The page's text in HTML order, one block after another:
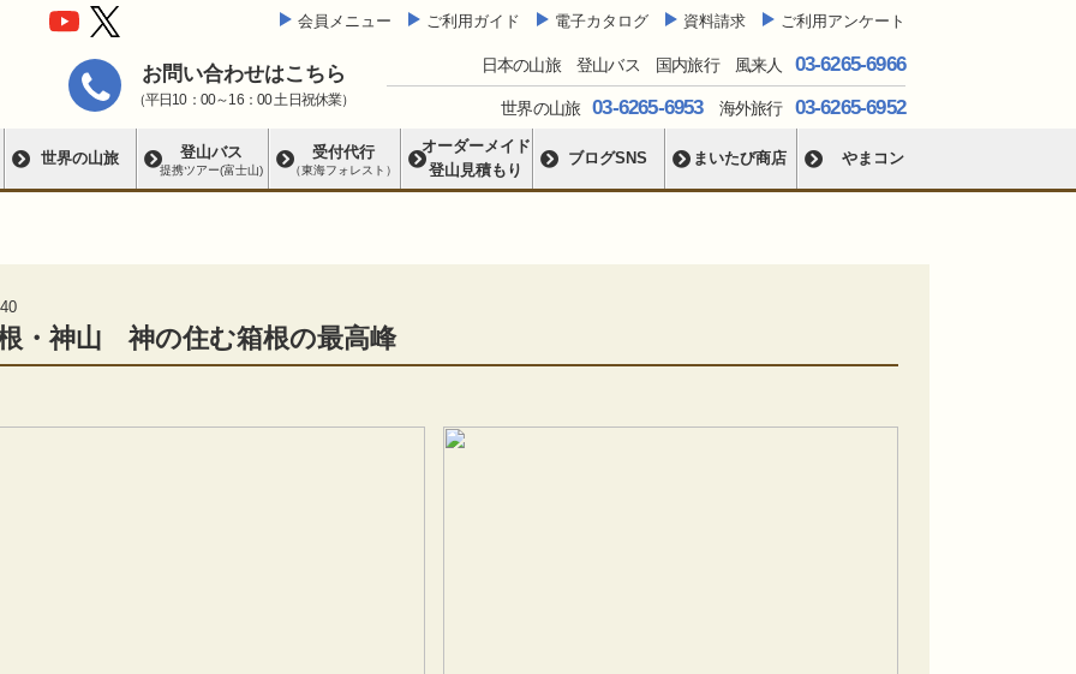
会員メニュー ご利用ガイド 電子カタログ 資料請求 ご利用アンケート
お問い合わせはこちら
（平日10：00～16：00 土日祝休業）
日本の山旅 登山バス 国内旅行 風来人 03-6265-6966
世界の山旅 03-6265-6953海外旅行 03-6265-6952
世界の山旅 登山バス
提携ツアー(富士山)
受付代行
（東海フォレスト）
オーダーメイド
登山見積もり
ブログSNS まいたび商店 やまコン
・神山 神の住む箱根の最高峰